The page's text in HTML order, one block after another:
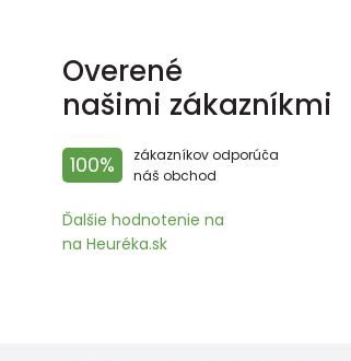
Overené
našimi zákazníkmi
100%
zákazníkov odporúča
náš obchod
Ďalšie hodnotenie na
na Heuréka.sk